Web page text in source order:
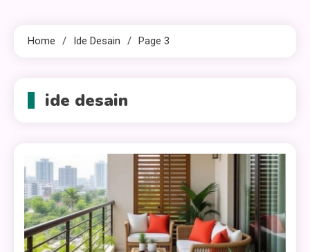
Home Ide Desain Page 3
ide desain